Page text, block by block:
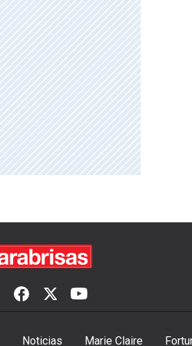
Noticias Marie Claire